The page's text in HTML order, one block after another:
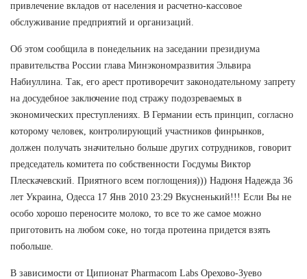
привлечение вкладов от населения и расчетно-кассовое
обслуживание предприятий и организаций.
Об этом сообщила в понедельник на заседании президиума
правительства России глава Минэкономразвития Эльвира
Набиуллина. Так, его арест противоречит законодательному запрету
на досудебное заключение под стражу подозреваемых в
экономических преступлениях. В Германии есть принцип, согласно
которому человек, контролирующий участников финрынков,
должен получать значительно больше других сотрудников, говорит
председатель комитета по собственности Госдумы Виктор
Плескачевский. Приятного всем поглощения))) Надюня Надежда 36
лет Украина, Одесса 17 Янв 2010 23:29 Вкусненький!!! Если Вы не
особо хорошо переносите молоко, то все то же самое можно
приготовить на любом соке, но тогда протеина придется взять
побольше.
В зависимости от Ципионат Pharmacom Labs Орехово-Зуево